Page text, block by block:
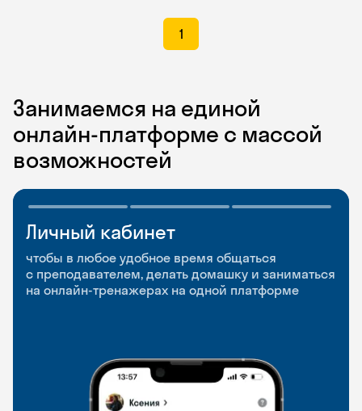
1
Занимаемся на единой
онлайн-платформе с массой
возможностей
Личный кабинет
чтобы в любое удобное время общаться
с преподавателем, делать домашку и заниматься
на онлайн-тренажерах на одной платформе
Мобильное
приложение
чтобы заниматься и изучать новые слова где
и когда удобно
Разговорные клубы
и Talks
Групповые занятия для разговорной практики
и индивидуальные встречи с преподавателями